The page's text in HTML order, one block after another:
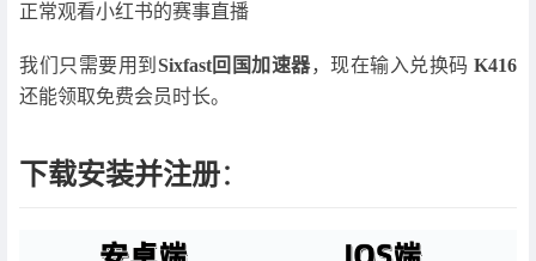
正常观看小红书的赛事直播
我们只需要用到 Sixfast回国加速器，现在输入兑换码 K416
还能领取免费会员时长。
下载安装并注册：